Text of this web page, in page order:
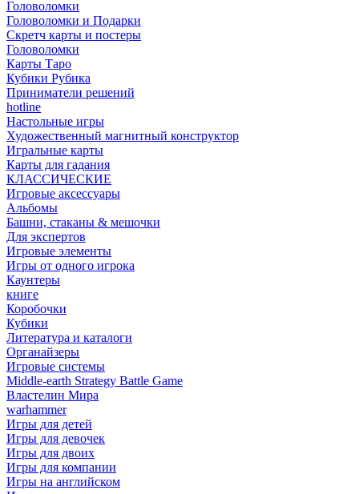
Головоломки
Головоломки и Подарки
Cкретч карты и постеры
Головоломки
Карты Таро
Кубики Рубика
Приниматели решений
hotline
Настольные игры
Художественный магнитный конструктор
Игральные карты
Карты для гадания
КЛАССИЧЕСКИЕ
Игровые аксессуары
Альбомы
Башни, стаканы & мешочки
Для экспертов
Игровые элементы
Игры от одного игрока
Каунтеры
книге
Коробочки
Кубики
Литература и каталоги
Органайзеры
Игровые системы
Middle-earth Strategy Battle Game
Властелин Мира
warhammer
Игры для детей
Игры для девочек
Игры для двоих
Игры для компании
Игры на английском